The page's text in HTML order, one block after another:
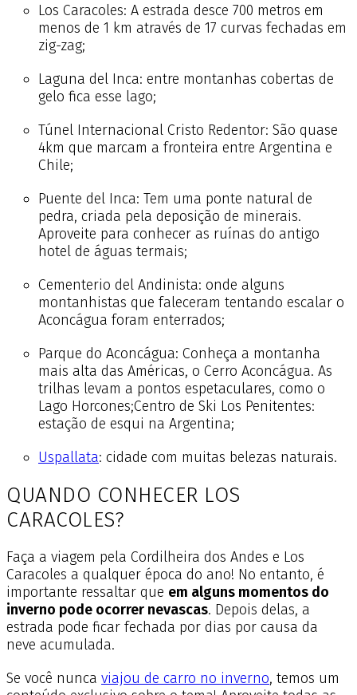
Los Caracoles: A estrada desce 700 metros em
menos de 1 km através de 17 curvas fechadas em
zig-zag;
Laguna del Inca: entre montanhas cobertas de
gelo fica esse lago;
Túnel Internacional Cristo Redentor: São quase
4km que marcam a fronteira entre Argentina e
Chile;
Puente del Inca: Tem uma ponte natural de
pedra, criada pela deposição de minerais.
Aproveite para conhecer as ruínas do antigo
hotel de águas termais;
Cementerio del Andinista: onde alguns
montanhistas que faleceram tentando escalar o
Aconcágua foram enterrados;
Parque do Aconcágua: Conheça a montanha
mais alta das Américas, o Cerro Aconcágua. As
trilhas levam a pontos espetaculares, como o
Lago Horcones;Centro de Ski Los Penitentes:
estação de esqui na Argentina;
Uspallata: cidade com muitas belezas naturais.
QUANDO CONHECER LOS
CARACOLES?
Faça a viagem pela Cordilheira dos Andes e Los
Caracoles a qualquer época do ano! No entanto, é
importante ressaltar que em alguns momentos do
inverno pode ocorrer nevascas. Depois delas, a
estrada pode ficar fechada por dias por causa da
neve acumulada.
Se você nunca viajou de carro no inverno, temos um